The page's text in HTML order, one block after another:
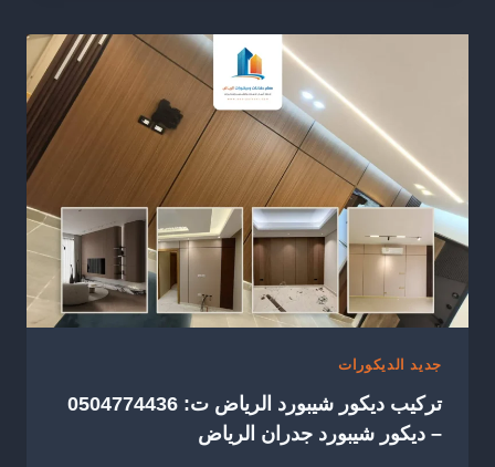
0504774436
تركيب
مرايا
جدارية
شمال
الرياض
جديد الديكورات
تركيب ديكور شيبورد الرياض ت: 0504774436
– ديكور شيبورد جدران الرياض